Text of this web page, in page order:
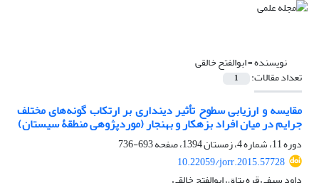
نویسنده =ابوالفتح خالقی
تعداد مقالات: 1
مقایسه و ارزیابی سطوح تأثیر دینداری بر ارتکاب گونه‌های مختلف
جرایم در میان افراد بزهکار و بهنجار (موردپژوهی منطقۀ سیستان)
دوره 11، شماره 4، زمستان 1394، صفحه
693-736
10.22059/jorr.2015.57728